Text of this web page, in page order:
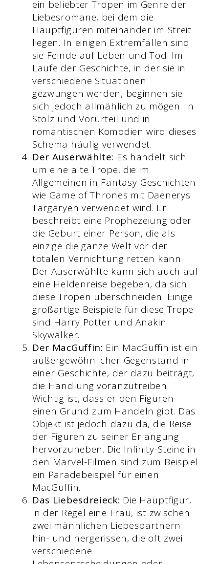
ein beliebter Tropen im Genre der
Liebesromane, bei dem die
Hauptfiguren miteinander im Streit
liegen. In einigen Extremfällen sind
sie Feinde auf Leben und Tod. Im
Laufe der Geschichte, in der sie in
verschiedene Situationen
gezwungen werden, beginnen sie
sich jedoch allmählich zu mögen. In
Stolz und Vorurteil und in
romantischen Komödien wird dieses
Schema häufig verwendet.
Der Auserwählte: Es handelt sich
um eine alte Trope, die im
Allgemeinen in Fantasy-Geschichten
wie Game of Thrones mit Daenerys
Targaryen verwendet wird. Er
beschreibt eine Prophezeiung oder
die Geburt einer Person, die als
einzige die ganze Welt vor der
totalen Vernichtung retten kann.
Der Auserwählte kann sich auch auf
eine Heldenreise begeben, da sich
diese Tropen überschneiden. Einige
großartige Beispiele für diese Trope
sind Harry Potter und Anakin
Skywalker.
Der MacGuffin: Ein MacGuffin ist ein
außergewöhnlicher Gegenstand in
einer Geschichte, der dazu beiträgt,
die Handlung voranzutreiben.
Wichtig ist, dass er den Figuren
einen Grund zum Handeln gibt. Das
Objekt ist jedoch dazu da, die Reise
der Figuren zu seiner Erlangung
hervorzuheben. Die Infinity-Steine in
den Marvel-Filmen sind zum Beispiel
ein Paradebeispiel für einen
MacGuffin.
Das Liebesdreieck: Die Hauptfigur,
in der Regel eine Frau, ist zwischen
zwei männlichen Liebespartnern
hin- und hergerissen, die oft zwei
verschiedene